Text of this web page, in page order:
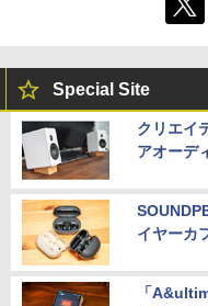
Special Site
クリエイ
アオーデ
イヤーカ
「